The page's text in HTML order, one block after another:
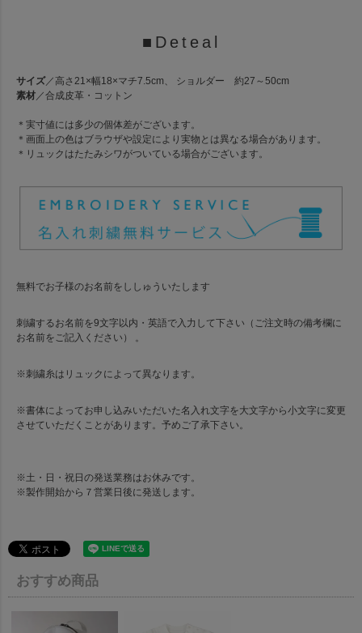
■Deteal
サイズ／高さ21×幅18×マチ7.5cm、 ショルダー 約27～50cm
素材／合成皮革・コットン
＊実寸値には多少の個体差がございます。
＊画面上の色はブラウザや設定により実物とは異なる場合があります。
＊リュックはたたみシワがついている場合がございます。
無料でお子様のお名前をししゅういたします
刺繍するお名前を9文字以内・英語で入力して下さい（ご注文時の備考欄に
お名前をご記入ください） 。
※刺繍糸はリュックによって異なります。
※書体によってお申し込みいただいた名入れ文字を大文字から小文字に変更
させていただくことがあります。予めご了承下さい。
※土・日・祝日の発送業務はお休みです。
※製作開始から７営業日後に発送します。
おすすめ商品